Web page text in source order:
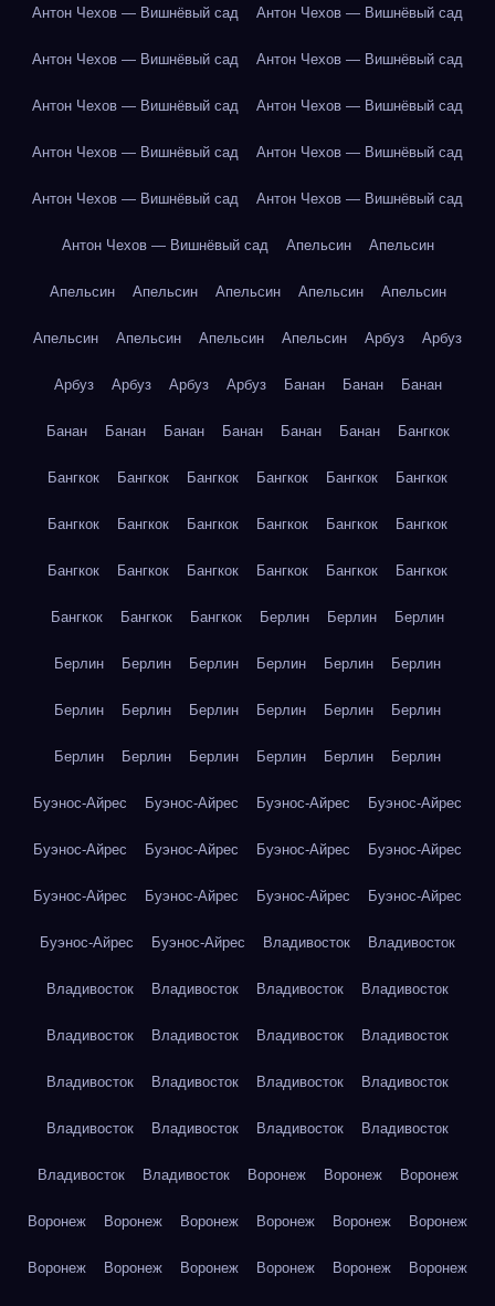
Антон Чехов — Вишнёвый сад Антон Чехов — Вишнёвый сад
Антон Чехов — Вишнёвый сад Антон Чехов — Вишнёвый сад
Антон Чехов — Вишнёвый сад Антон Чехов — Вишнёвый сад
Антон Чехов — Вишнёвый сад Антон Чехов — Вишнёвый сад
Антон Чехов — Вишнёвый сад Антон Чехов — Вишнёвый сад
Антон Чехов — Вишнёвый сад Апельсин Апельсин
Апельсин Апельсин Апельсин Апельсин Апельсин
Апельсин Апельсин Апельсин Апельсин Арбуз Арбуз
Арбуз Арбуз Арбуз Арбуз Банан Банан Банан
Банан Банан Банан Банан Банан Банан Бангкок
Бангкок Бангкок Бангкок Бангкок Бангкок Бангкок
Бангкок Бангкок Бангкок Бангкок Бангкок Бангкок
Бангкок Бангкок Бангкок Бангкок Бангкок Бангкок
Бангкок Бангкок Бангкок Берлин Берлин Берлин
Берлин Берлин Берлин Берлин Берлин Берлин
Берлин Берлин Берлин Берлин Берлин Берлин
Берлин Берлин Берлин Берлин Берлин Берлин
Буэнос-Айрес Буэнос-Айрес Буэнос-Айрес Буэнос-Айрес
Буэнос-Айрес Буэнос-Айрес Буэнос-Айрес Буэнос-Айрес
Буэнос-Айрес Буэнос-Айрес Буэнос-Айрес Буэнос-Айрес
Буэнос-Айрес Буэнос-Айрес Владивосток Владивосток
Владивосток Владивосток Владивосток Владивосток
Владивосток Владивосток Владивосток Владивосток
Владивосток Владивосток Владивосток Владивосток
Владивосток Владивосток Владивосток Владивосток
Владивосток Владивосток Воронеж Воронеж Воронеж
Воронеж Воронеж Воронеж Воронеж Воронеж Воронеж
Воронеж Воронеж Воронеж Воронеж Воронеж Воронеж